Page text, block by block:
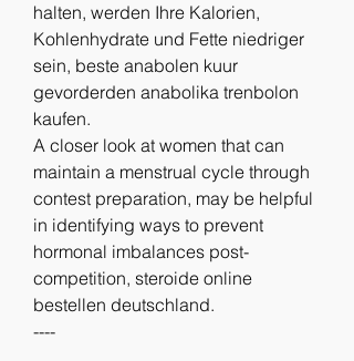
halten, werden Ihre Kalorien,
Kohlenhydrate und Fette niedriger
sein, beste anabolen kuur
gevorderden anabolika trenbolon
kaufen.
A closer look at women that can
maintain a menstrual cycle through
contest preparation, may be helpful
in identifying ways to prevent
hormonal imbalances post-
competition, steroide online
bestellen deutschland.
----